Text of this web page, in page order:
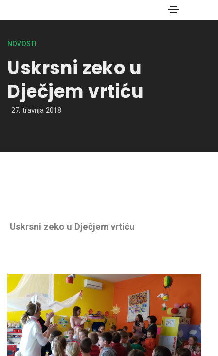
NOVOSTI
Uskrsni zeko u
Dječjem vrtiću
27. travnja 2018.
Uskrsni zeko u Dječjem vrtiću